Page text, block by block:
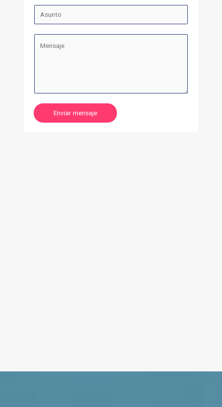
Enviar mensaje